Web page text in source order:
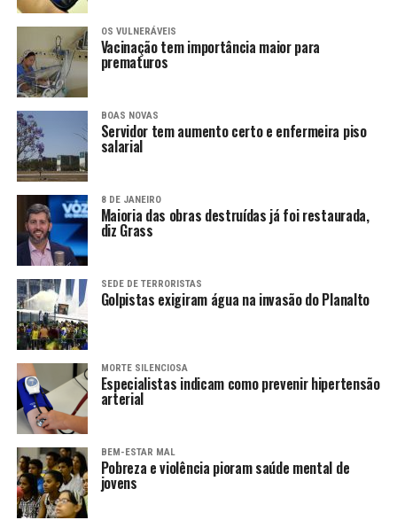
OS VULNERÁVEIS
Vacinação tem importância maior para
prematuros
BOAS NOVAS
Servidor tem aumento certo e enfermeira piso
salarial
8 DE JANEIRO
Maioria das obras destruídas já foi restaurada,
diz Grass
SEDE DE TERRORISTAS
Golpistas exigiram água na invasão do Planalto
MORTE SILENCIOSA
Especialistas indicam como prevenir hipertensão
arterial
BEM-ESTAR MAL
Pobreza e violência pioram saúde mental de
jovens